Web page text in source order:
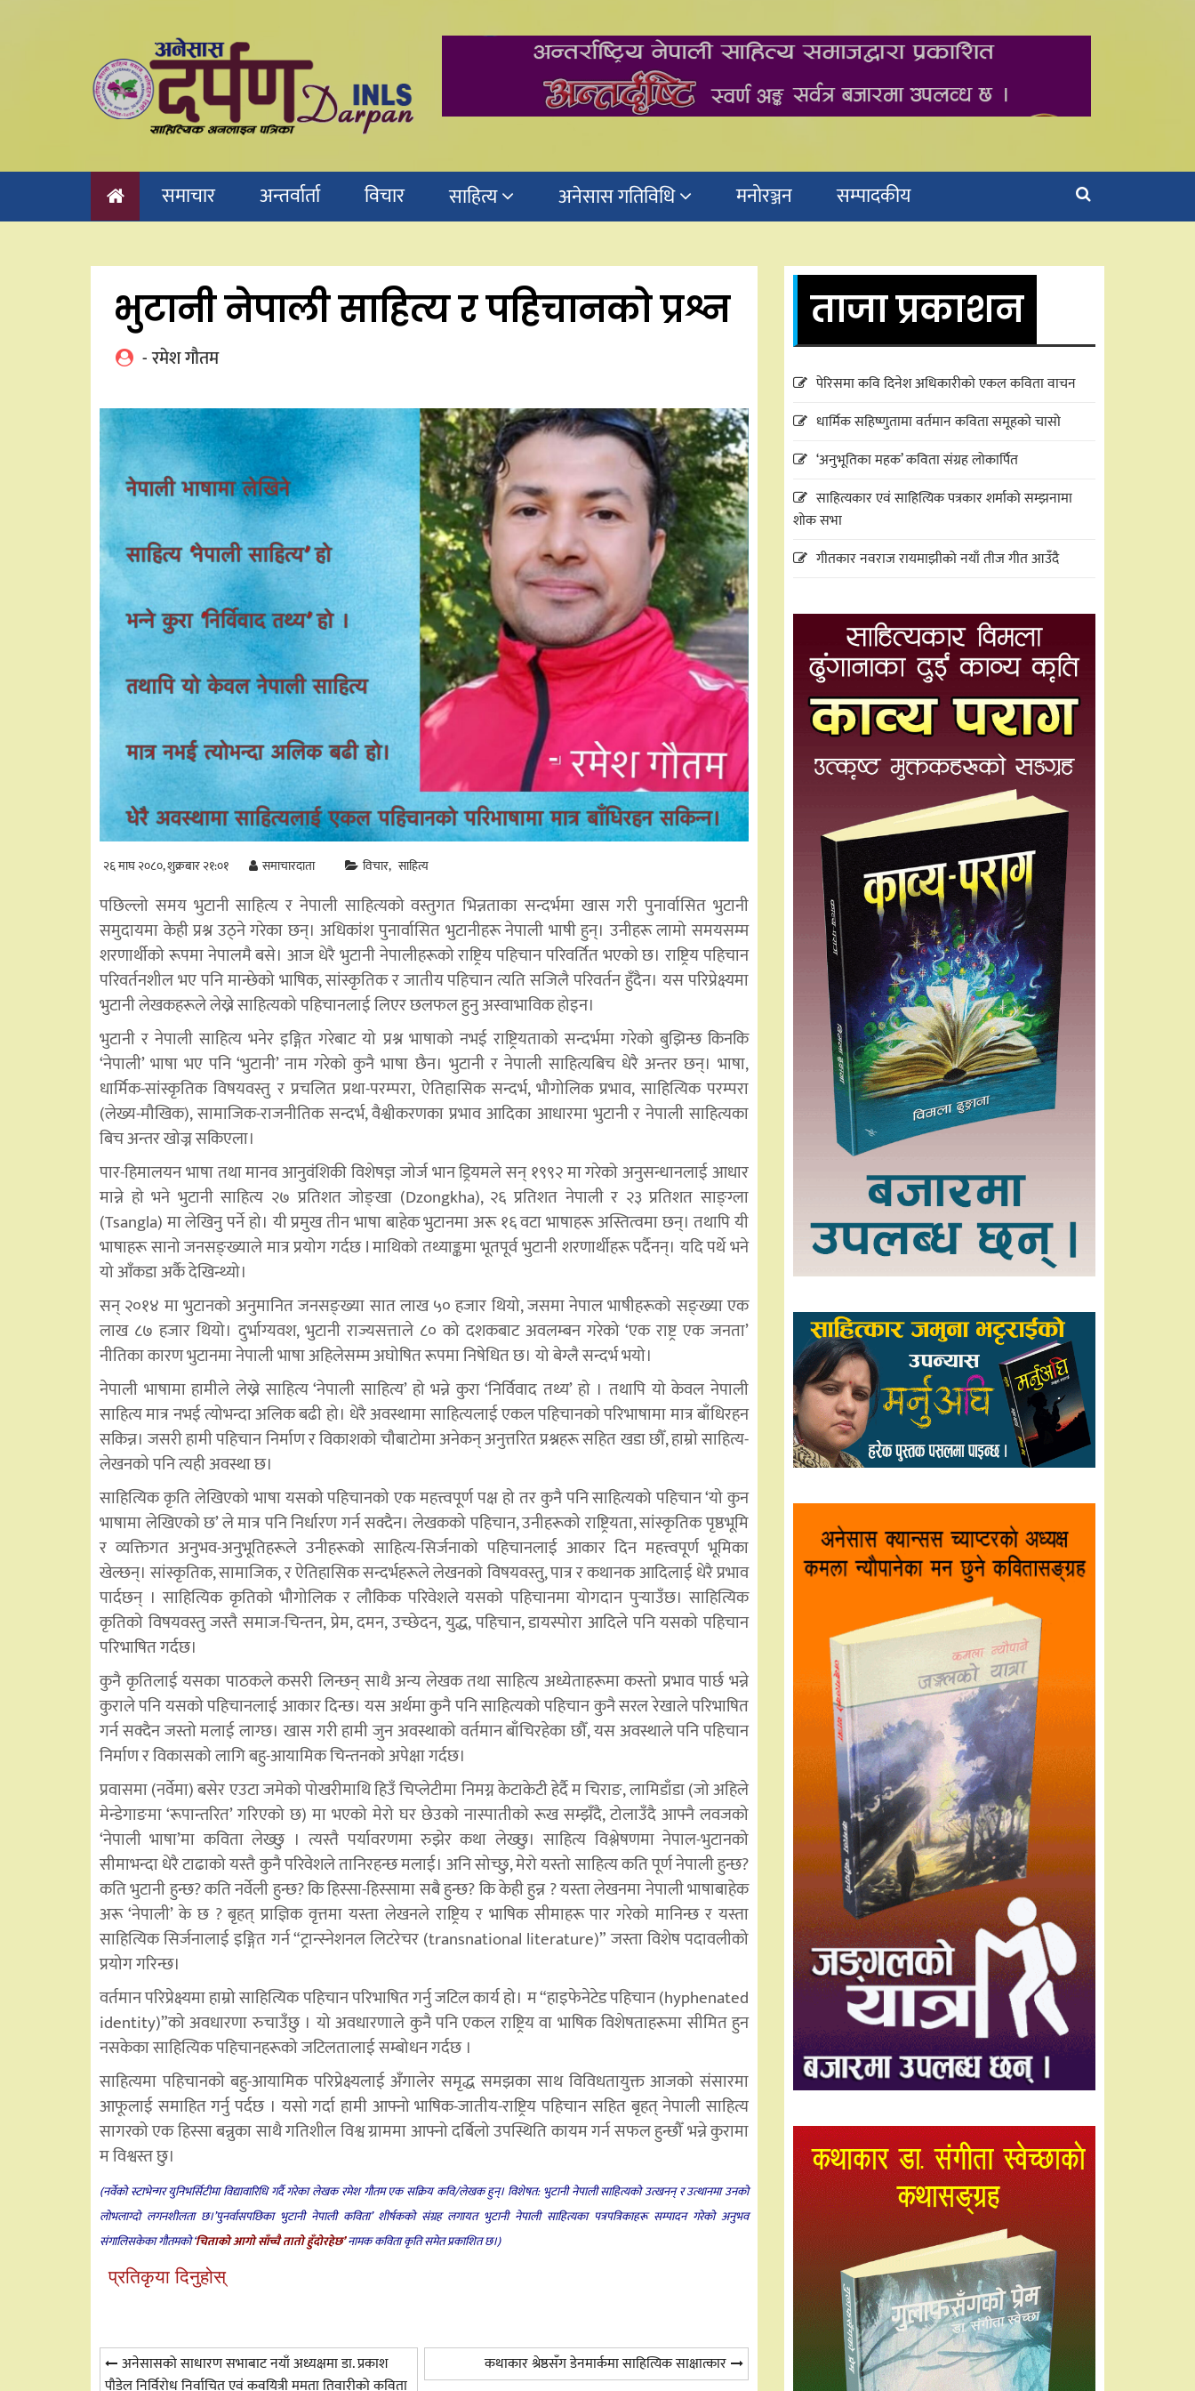
समाचार अन्तर्वार्ता विचार साहित्य अनेसास गतिविधि मनोरञ्जन सम्पादकीय
भुटानी नेपाली साहित्य र पहिचानको प्रश्न
- रमेश गौतम
२६ माघ २०८०, शुक्रबार २१:०१ समाचारदाता विचार साहित्य
पछिल्लो समय भुटानी साहित्य र नेपाली साहित्यको वस्तुगत भिन्नताका सन्दर्भमा खास गरी पुनार्वासित भुटानी
समुदायमा केही प्रश्न उठ्ने गरेका छन्। अधिकांश पुनार्वासित भुटानीहरू नेपाली भाषी हुन्। उनीहरू लामो समयसम्म
शरणार्थीको रूपमा नेपालमै बसे। आज धेरै भुटानी नेपालीहरूको राष्ट्रिय पहिचान परिवर्तित भएको छ। राष्ट्रिय पहिचान
परिवर्तनशील भए पनि मान्छेको भाषिक, सांस्कृतिक र जातीय पहिचान त्यति सजिलै परिवर्तन हुँदैन। यस परिप्रेक्ष्यमा
भुटानी लेखकहरूले लेख्ने साहित्यको पहिचानलाई लिएर छलफल हुनु अस्वाभाविक होइन।
भुटानी र नेपाली साहित्य भनेर इङ्गित गरेबाट यो प्रश्न भाषाको नभई राष्ट्रियताको सन्दर्भमा गरेको बुझिन्छ किनकि
‘नेपाली’ भाषा भए पनि ‘भुटानी’ नाम गरेको कुनै भाषा छैन। भुटानी र नेपाली साहित्यबिच धेरै अन्तर छन्। भाषा,
धार्मिक-सांस्कृतिक विषयवस्तु र प्रचलित प्रथा-परम्परा, ऐतिहासिक सन्दर्भ, भौगोलिक प्रभाव, साहित्यिक परम्परा
(लेख्य-मौखिक), सामाजिक-राजनीतिक सन्दर्भ, वैश्वीकरणका प्रभाव आदिका आधारमा भुटानी र नेपाली साहित्यका
बिच अन्तर खोज्न सकिएला।
पार-हिमालयन भाषा तथा मानव आनुवंशिकी विशेषज्ञ जोर्ज भान ड्रियमले सन् १९९२ मा गरेको अनुसन्धानलाई आधार
मान्ने हो भने भुटानी साहित्य २७ प्रतिशत जोङ्खा (Dzongkha), २६ प्रतिशत नेपाली र २३ प्रतिशत साङ्ग्ला
(Tsangla) मा लेखिनु पर्ने हो। यी प्रमुख तीन भाषा बाहेक भुटानमा अरू १६ वटा भाषाहरू अस्तित्वमा छन्। तथापि यी
भाषाहरू सानो जनसङ्ख्याले मात्र प्रयोग गर्दछ l माथिको तथ्याङ्कमा भूतपूर्व भुटानी शरणार्थीहरू पर्दैनन्। यदि पर्थे भने
यो आँकडा अर्कै देखिन्थ्यो।
सन् २०१४ मा भुटानको अनुमानित जनसङ्ख्या सात लाख ५० हजार थियो, जसमा नेपाल भाषीहरूको सङ्ख्या एक
लाख ८७ हजार थियो। दुर्भाग्यवश, भुटानी राज्यसत्ताले ८० को दशकबाट अवलम्बन गरेको ‘एक राष्ट्र एक जनता’
नीतिका कारण भुटानमा नेपाली भाषा अहिलेसम्म अघोषित रूपमा निषेधित छ। यो बेग्लै सन्दर्भ भयो।
नेपाली भाषामा हामीले लेख्ने साहित्य ‘नेपाली साहित्य’ हो भन्ने कुरा ‘निर्विवाद तथ्य’ हो । तथापि यो केवल नेपाली
साहित्य मात्र नभई त्योभन्दा अलिक बढी हो। धेरै अवस्थामा साहित्यलाई एकल पहिचानको परिभाषामा मात्र बाँधिरहन
सकिन्न। जसरी हामी पहिचान निर्माण र विकाशको चौबाटोमा अनेकन् अनुत्तरित प्रश्नहरू सहित खडा छौँ, हाम्रो साहित्य-
लेखनको पनि त्यही अवस्था छ।
साहित्यिक कृति लेखिएको भाषा यसको पहिचानको एक महत्त्वपूर्ण पक्ष हो तर कुनै पनि साहित्यको पहिचान ‘यो कुन
भाषामा लेखिएको छ’ ले मात्र पनि निर्धारण गर्न सक्दैन। लेखकको पहिचान, उनीहरूको राष्ट्रियता, सांस्कृतिक पृष्ठभूमि
र व्यक्तिगत अनुभव-अनुभूतिहरूले उनीहरूको साहित्य-सिर्जनाको पहिचानलाई आकार दिन महत्त्वपूर्ण भूमिका
खेल्छन्। सांस्कृतिक, सामाजिक, र ऐतिहासिक सन्दर्भहरूले लेखनको विषयवस्तु, पात्र र कथानक आदिलाई धेरै प्रभाव
पार्दछन् । साहित्यिक कृतिको भौगोलिक र लौकिक परिवेशले यसको पहिचानमा योगदान पुर्‍याउँछ। साहित्यिक
कृतिको विषयवस्तु जस्तै समाज-चिन्तन, प्रेम, दमन, उच्छेदन, युद्ध, पहिचान, डायस्पोरा आदिले पनि यसको पहिचान
परिभाषित गर्दछ।
कुनै कृतिलाई यसका पाठकले कसरी लिन्छन् साथै अन्य लेखक तथा साहित्य अध्येताहरूमा कस्तो प्रभाव पार्छ भन्ने
कुराले पनि यसको पहिचानलाई आकार दिन्छ। यस अर्थमा कुनै पनि साहित्यको पहिचान कुनै सरल रेखाले परिभाषित
गर्न सक्दैन जस्तो मलाई लाग्छ। खास गरी हामी जुन अवस्थाको वर्तमान बाँचिरहेका छौँ, यस अवस्थाले पनि पहिचान
निर्माण र विकासको लागि बहु-आयामिक चिन्तनको अपेक्षा गर्दछ।
प्रवासमा (नर्वेमा) बसेर एउटा जमेको पोखरीमाथि हिउँ चिप्लेटीमा निमग्न केटाकेटी हेर्दै म चिराङ, लामिडाँडा (जो अहिले
मेन्डेगाङमा ‘रूपान्तरित’ गरिएको छ) मा भएको मेरो घर छेउको नास्पातीको रूख सम्झँदै, टोलाउँदै आफ्नै लवजको
‘नेपाली भाषा’मा कविता लेख्छु । त्यस्तै पर्यावरणमा रुझेर कथा लेख्छु। साहित्य विश्लेषणमा नेपाल-भुटानको
सीमाभन्दा धेरै टाढाको यस्तै कुनै परिवेशले तानिरहन्छ मलाई। अनि सोच्छु, मेरो यस्तो साहित्य कति पूर्ण नेपाली हुन्छ?
कति भुटानी हुन्छ? कति नर्वेली हुन्छ? कि हिस्सा-हिस्सामा सबै हुन्छ? कि केही हुन्न ? यस्ता लेखनमा नेपाली भाषाबाहेक
अरू ‘नेपाली’ के छ ?बृहत् प्राज्ञिक वृत्तमा यस्ता लेखनले राष्ट्रिय र भाषिक सीमाहरू पार गरेको मानिन्छ र यस्ता
साहित्यिक सिर्जनालाई इङ्गित गर्न “ट्रान्स्नेशनल लिटरेचर (transnational literature)” जस्ता विशेष पदावलीको
प्रयोग गरिन्छ।
वर्तमान परिप्रेक्ष्यमा हाम्रो साहित्यिक पहिचान परिभाषित गर्नु जटिल कार्य हो। म “हाइफेनेटेड पहिचान (hyphenated
identity)”को अवधारणा रुचाउँछु । यो अवधारणाले कुनै पनि एकल राष्ट्रिय वा भाषिक विशेषताहरूमा सीमित हुन
नसकेका साहित्यिक पहिचानहरूको जटिलतालाई सम्बोधन गर्दछ ।
साहित्यमा पहिचानको बहु-आयामिक परिप्रेक्ष्यलाई अँगालेर समृद्ध समझका साथ विविधतायुक्त आजको संसारमा
आफूलाई समाहित गर्नु पर्दछ । यसो गर्दा हामी आफ्नो भाषिक-जातीय-राष्ट्रिय पहिचान सहित बृहत् नेपाली साहित्य
सागरको एक हिस्सा बन्नुका साथै गतिशील विश्व ग्राममा आफ्नो दर्बिलो उपस्थिति कायम गर्न सफल हुन्छौँ भन्ने कुरामा
म विश्वस्त छु।
(नर्वेको स्टाभेन्गर युनिभर्सिटीमा विद्यावारिधि गर्दै गरेका लेखक रमेश गौतम एक सक्रिय कवि/लेखक हुन्। विशेषत: भुटानी नेपाली साहित्यको उत्खनन् र उत्थानमा उनको
लोभलाग्दो लगनशीलता छ।’पुनर्वासपछिका भुटानी नेपाली कविता’ शीर्षकको संग्रह लगायत भुटानी नेपाली साहित्यका पत्रपत्रिकाहरू सम्पादन गरेको अनुभव
संगालिसकेका गौतमको ‘चिताको आगो साँच्चै तातो हुँदोरहेछ’नामक कविता कृति समेत प्रकाशित छ।)
प्रतिकृया दिनुहोस्
Post
अनेसासको साधारण सभाबाट नयाँ अध्यक्षमा डा. प्रकाश
पौडेल निर्विरोध निर्वाचित एवं कवयित्री ममता तिवारीको कविता
कथाकार श्रेष्ठसँग डेनमार्कमा साहित्यिक साक्षात्कार
ताजा प्रकाशन
पेरिसमा कवि दिनेश अधिकारीको एकल कविता वाचन
धार्मिक सहिष्णुतामा वर्तमान कविता समूहको चासो
‘अनुभूतिका महक’ कविता संग्रह लोकार्पित
साहित्यकार एवं साहित्यिक पत्रकार शर्माको सम्झनामा
शोक सभा
गीतकार नवराज रायमाझीको नयाँ तीज गीत आउँदै